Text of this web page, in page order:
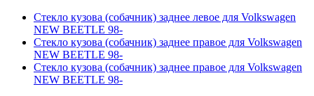
Стекло кузова (собачник) заднее левое для Volkswagen
NEW BEETLE 98-
Стекло кузова (собачник) заднее правое для Volkswagen
NEW BEETLE 98-
Стекло кузова (собачник) заднее правое для Volkswagen
NEW BEETLE 98-